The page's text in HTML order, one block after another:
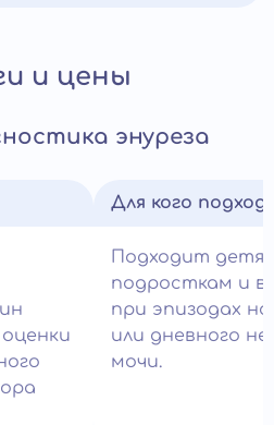
и цены
энуреза
Для кого
Подходит
подросткам и
при эпизодах
или дневного
мочи.